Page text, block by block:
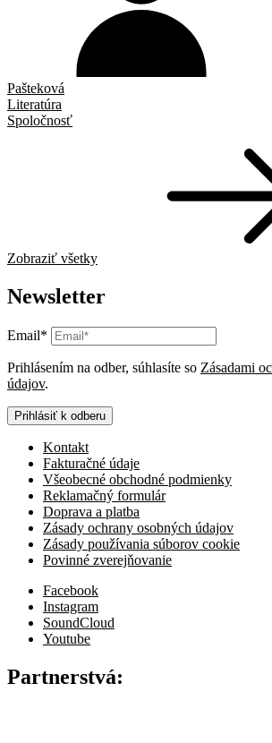
Pašteková
Literatúra
Spoločnosť
Zobraziť všetky
Newsletter
Email*
Prihlásením na odber, súhlasíte so Zásadami
údajov.
Prihlásiť k odberu
Kontakt
Fakturačné údaje
Všeobecné obchodné podmienky
Reklamačný formulár
Doprava a platba
Zásady ochrany osobných údajov
Zásady používania súborov cookie
Povinné zverejňovanie
Facebook
Instagram
SoundCloud
Youtube
Partnerstvá: